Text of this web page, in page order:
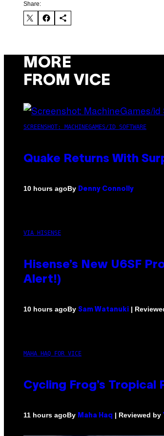
Share:
MORE
FROM VICE
SCREENSHOT: MACHINEGAMES/ID SOFTWARE
Quake Returns With
10 hours agoBy Denny Connolly
VIA HISENSE
Hisense’s New U6SF
Alert!)
10 hours agoBy Sam Watanuki |
MAHA HAQ FOR VICE
Cycling Frog’s Tropical
11 hours agoBy Maha Haq | Reviewed by